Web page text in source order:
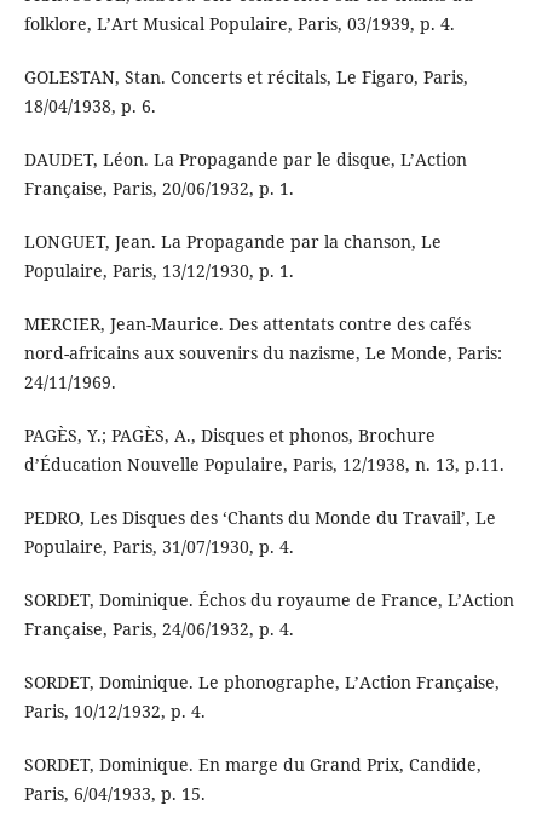
folklore, L’Art Musical Populaire, Paris, 03/1939, p. 4.
GOLESTAN, Stan. Concerts et récitals, Le Figaro, Paris,
18/04/1938, p. 6.
DAUDET, Léon. La Propagande par le disque, L’Action
Française, Paris, 20/06/1932, p. 1.
LONGUET, Jean. La Propagande par la chanson, Le
Populaire, Paris, 13/12/1930, p. 1.
MERCIER, Jean-Maurice. Des attentats contre des cafés
nord-africains aux souvenirs du nazisme, Le Monde, Paris:
24/11/1969.
PAGÈS, Y.; PAGÈS, A., Disques et phonos, Brochure
d’Éducation Nouvelle Populaire, Paris, 12/1938, n. 13, p.11.
PEDRO, Les Disques des ‘Chants du Monde du Travail’, Le
Populaire, Paris, 31/07/1930, p. 4.
SORDET, Dominique. Échos du royaume de France, L’Action
Française, Paris, 24/06/1932, p. 4.
SORDET, Dominique. Le phonographe, L’Action Française,
Paris, 10/12/1932, p. 4.
SORDET, Dominique. En marge du Grand Prix, Candide,
Paris, 6/04/1933, p. 15.